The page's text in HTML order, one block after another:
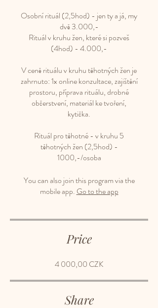
Osobní rituál (2,5hod) - jen ty a já, my
dvě 3.000,-
Rituál v kruhu žen, které si pozveš
(4hod) - 4.000,-
V ceně rituálu v kruhu těhotných žen je
zahrnuto: 1x online konzultace, zajištění
prostoru, příprava rituálu, drobné
občerstvení, materiál ke tvoření,
kytička.
Rituál pro těhotné - v kruhu 5
těhotných žen (2,5hod) -
You can also join this program via the
mobile app. Go to the app
Price
4 000,00 CZK
Share